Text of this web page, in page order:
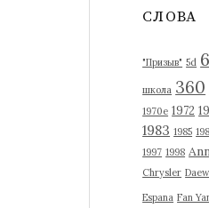
в
СЛОВА
"Призыв" 5d
школа 360
1970е 1972
1983 1985
1997 1998
Chrysler
Espana Fan